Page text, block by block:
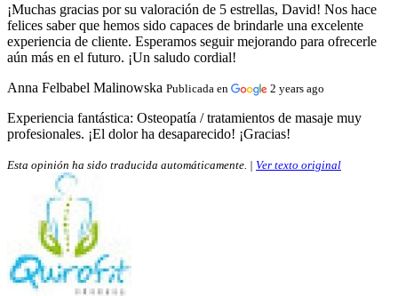
¡Muchas gracias por su valoración de 5 estrellas, David! Nos hace
felices saber que hemos sido capaces de brindarle una excelente
experiencia de cliente. Esperamos seguir mejorando para ofrecerle
aún más en el futuro. ¡Un saludo cordial!
Anna Felbabel Malinowska Publicada en 2 years ago
Experiencia fantástica: Osteopatía / tratamientos de masaje muy
profesionales. ¡El dolor ha desaparecido! ¡Gracias!
Esta opinión ha sido traducida automáticamente. | Ver texto original